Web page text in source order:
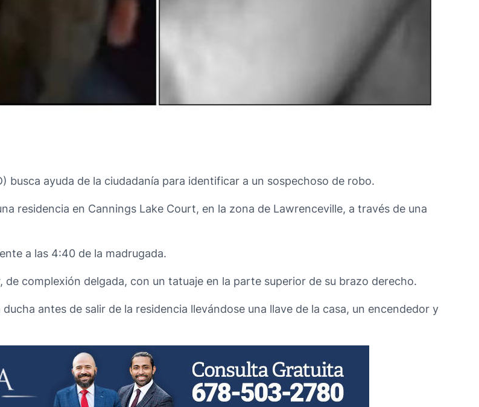
busca ayuda de la ciudadanía para identificar a un sospechoso de robo.
residencia en Cannings Lake Court, en la zona de Lawrenceville, a través de una
a las 4:40 de la madrugada.
complexión delgada, con un tatuaje en la parte superior de su brazo derecho.
antes de salir de la residencia llevándose una llave de la casa, un encendedor y